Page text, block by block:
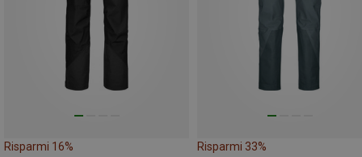
Risparmi 16% Risparmi 33%